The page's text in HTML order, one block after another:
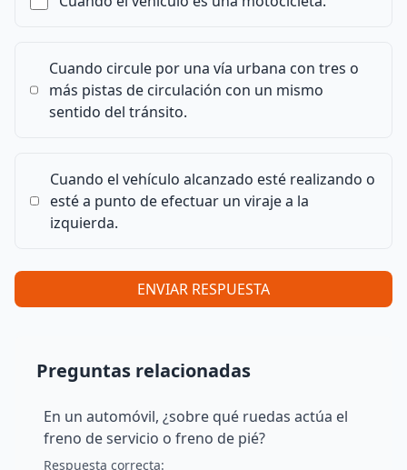
Cuando circule por una vía urbana con tres o
más pistas de circulación con un mismo
sentido del tránsito.
Cuando el vehículo alcanzado esté realizando o
esté a punto de efectuar un viraje a la
izquierda.
ENVIAR RESPUESTA
Preguntas relacionadas
En un automóvil, ¿sobre qué ruedas actúa el
freno de servicio o freno de pié?
Respuesta correcta: